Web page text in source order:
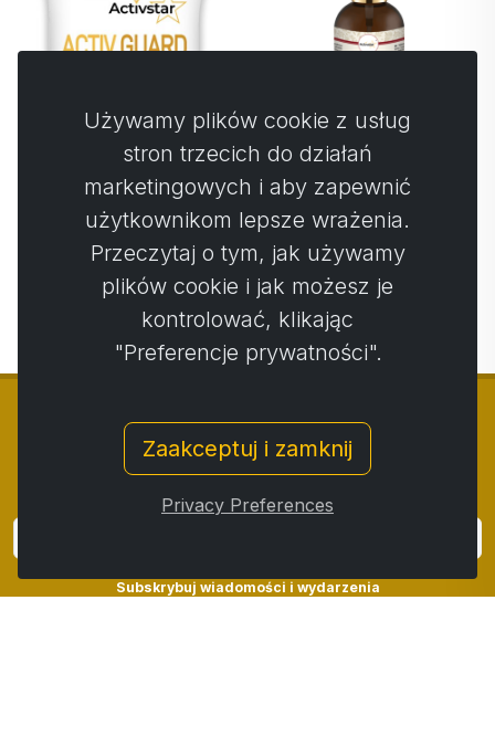
Activ NO spray 150
ml
48,59 € …51,14 €
Activ NO drink 1
saszetka
1,67 € … 2,17 €
Subskrybuj wiadomości i wydarzenia
Używamy plików cookie z usług
stron trzecich do działań
marketingowych i aby zapewnić
użytkownikom lepsze wrażenia.
Przeczytaj o tym, jak używamy
plików cookie i jak możesz je
kontrolować, klikając
"Preferencje prywatności".
Zaakceptuj i zamknij
Privacy Preferences